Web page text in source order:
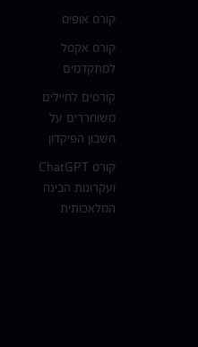
קורס אופיס
קורס אקסל
למתקדמים
קורסים לחיילים
משוחררים על
חשבון הפיקדון
קורס ChatGPT
ועקרונות הבינה
המלאכותית